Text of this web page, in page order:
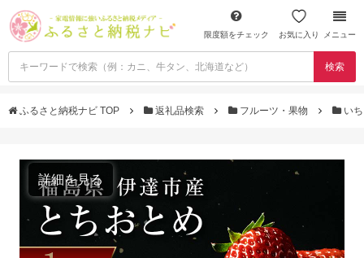
限度額をチェック お気に入り メニュー
検索
ふるさと納税ナビ TOP 返礼品検索 フルーツ・果物 い
詳細を見る